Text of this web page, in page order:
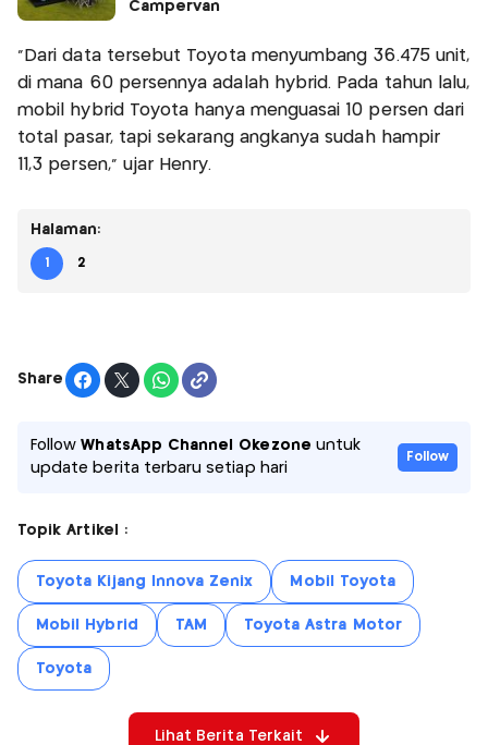
Campervan
"Dari data tersebut Toyota menyumbang 36.475 unit,
di mana 60 persennya adalah hybrid. Pada tahun lalu,
mobil hybrid Toyota hanya menguasai 10 persen dari
total pasar, tapi sekarang angkanya sudah hampir
11,3 persen," ujar Henry.
Halaman:
1 2
Share
FollowWhatsApp Channel Okezone untuk
update berita terbaru setiap hari
Follow
Topik Artikel :
Toyota Kijang Innova Zenix Mobil Toyota
Mobil Hybrid TAM Toyota Astra Motor
Toyota
Lihat Berita Terkait